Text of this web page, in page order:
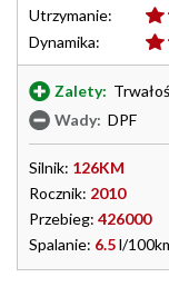
Utrzymanie:
Dynamika:
Zalety:
Wady: DPF
Silnik: 126KM
Rocznik: 2010
Przebieg: 426000
Spalanie: 6.5l/